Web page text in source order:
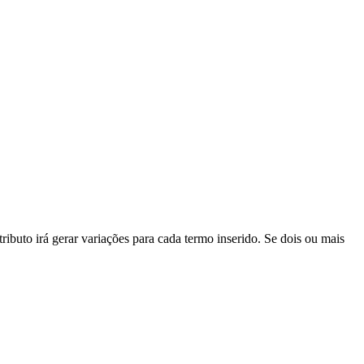
irá gerar variações para cada termo inserido. Se dois ou mais